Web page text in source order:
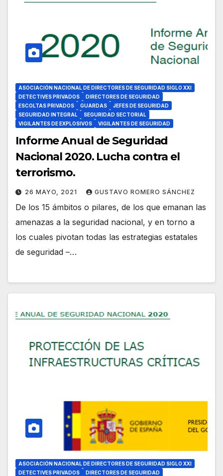
ASOCIACIÓN NACIONAL DE DIRECTORES DE SEGURIDAD SIGLO XXI
DETECTIVES PRIVADOS
DIRECTORES DE SEGURIDAD
ESCOLTAS PRIVADOS
GUARDAS
JEFES DE SEGURIDAD
SEGURIDAD INTEGRAL
SEGURIDAD SECTORIAL
VIGILANTES DE EXPLOSIVOS
VIGILANTES DE SEGURIDAD
Informe Anual de Seguridad
Nacional 2020. Lucha contra el
terrorismo.
26 MAYO, 2021 GUSTAVO ROMERO SÁNCHEZ
De los 15 ámbitos o pilares, de los que emanan las
amenazas a la seguridad nacional, y en torno a
los cuales pivotan todas las estrategias estatales
de seguridad –…
ASOCIACIÓN NACIONAL DE DIRECTORES DE SEGURIDAD SIGLO XXI
DETECTIVES PRIVADOS
DIRECTORES DE SEGURIDAD